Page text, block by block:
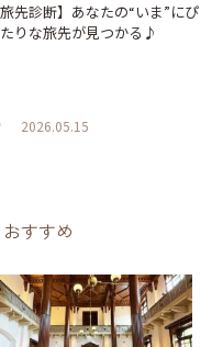
旅先診断】あなたの“いま”にぴ
りな旅先が見つかる♪
2026.05.15
すすめ